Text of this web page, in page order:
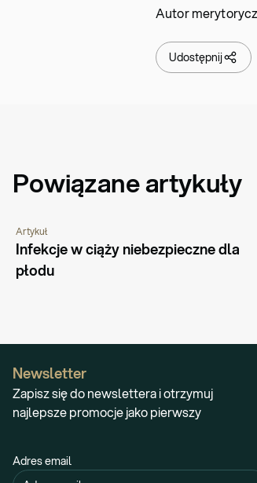
Autor
Udostępnij
Powiązane artykuły
PORADNIK CIĄŻA I MACIERZYŃSTWO
Artykuł
Infekcje w ciąży niebezpieczne dla
płodu
Newsletter
Zapisz się do newslettera i otrzymuj
najlepsze promocje jako pierwszy
Adres email